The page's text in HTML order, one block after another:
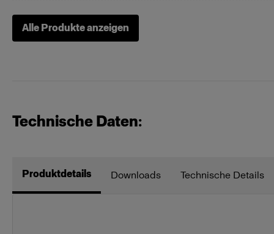
Mains-powered
MonoLED
Alle Produkte anzeigen
Technische Daten:
Produktdetails Downloads Technische Details